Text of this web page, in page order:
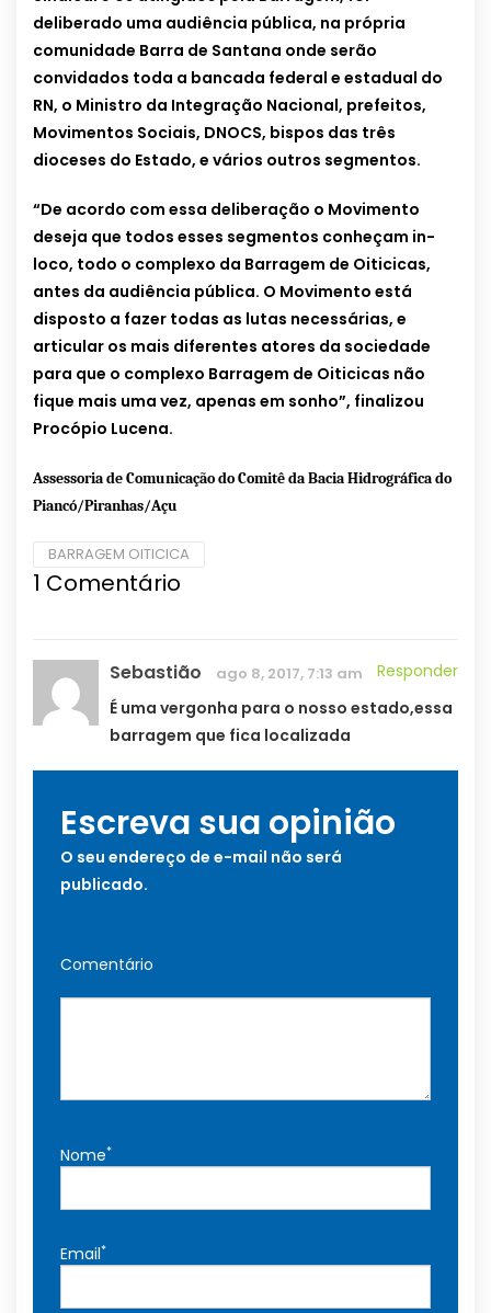
deliberado uma audiência pública, na própria
comunidade Barra de Santana onde serão
convidados toda a bancada federal e estadual do
RN, o Ministro da Integração Nacional, prefeitos,
Movimentos Sociais, DNOCS, bispos das três
dioceses do Estado, e vários outros segmentos.
“De acordo com essa deliberação o Movimento
deseja que todos esses segmentos conheçam in-
loco, todo o complexo da Barragem de Oiticicas,
antes da audiência pública. O Movimento está
disposto a fazer todas as lutas necessárias, e
articular os mais diferentes atores da sociedade
para que o complexo Barragem de Oiticicas não
fique mais uma vez, apenas em sonho”, finalizou
Procópio Lucena.
Assessoria de Comunicação do Comitê da Bacia Hidrográfica do
Piancó/Piranhas/Açu
BARRAGEM OITICICA
1 Comentário
Sebastião ago 8, 2017, 7:13 am
Responder
É uma vergonha para o nosso estado,essa
barragem que fica localizada
Escreva sua opinião
O seu endereço de e-mail não será
publicado.
Comentário
Nome*
Email*